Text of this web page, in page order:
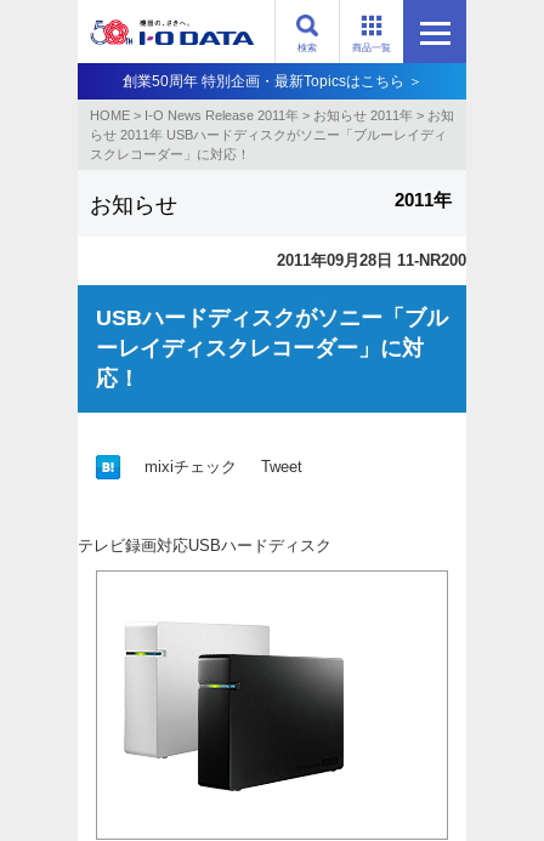
商品一覧
検索
創業50周年 特別企画・最新Topicsはこちら ＞
HOME > I-O News Release 2011年 > お知らせ 2011年 > お知
らせ 2011年 USBハードディスクがソニー「ブルーレイディ
スクレコーダー」に対応！
お知らせ 2011年
2011年09月28日 11-NR200
USBハードディスクがソニー「ブル
ーレイディスクレコーダー」に対
応！
mixiチェック Tweet
テレビ録画対応USBハードディスク